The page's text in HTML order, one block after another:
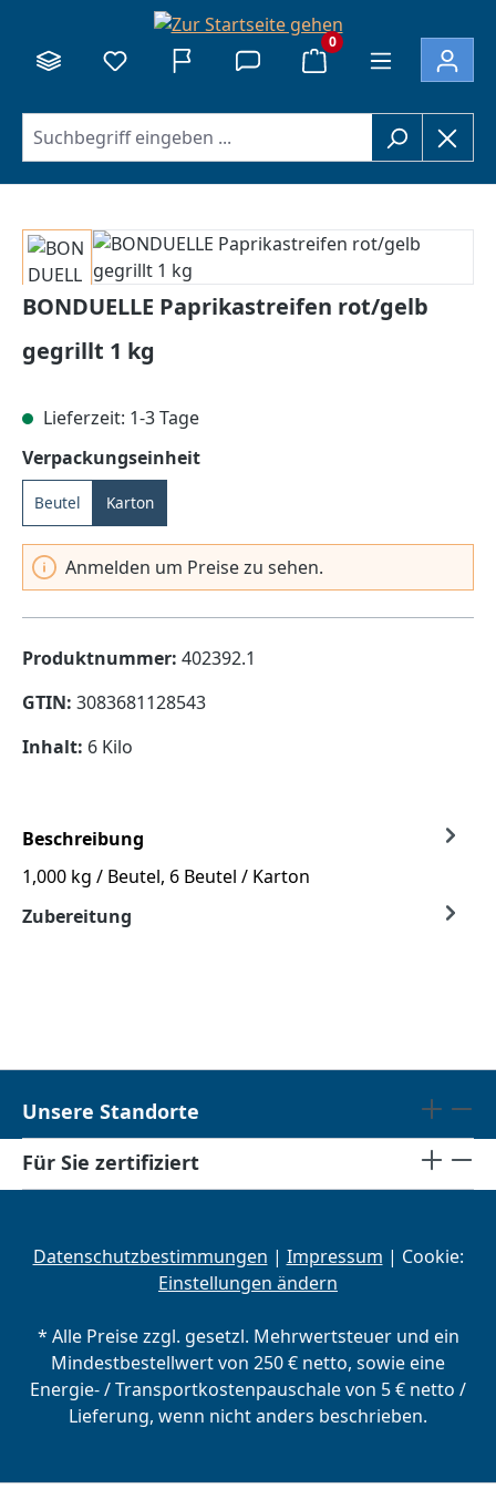
0
Bildergalerie überspringen
BONDUELLE Paprikastreifen rot/gelb
gegrillt 1 kg
Lieferzeit: 1-3 Tage
Verpackungseinheitauswählen
Beutel Karton
Anmelden um Preise zu sehen.
Produktnummer: 402392.1
GTIN: 3083681128543
Inhalt: 6 Kilo
Beschreibung
1,000 kg / Beutel, 6 Beutel / Karton
Zubereitung
Unsere Standorte
Für Sie zertifiziert
Datenschutzbestimmungen | Impressum | Cookie:
Einstellungen ändern
* Alle Preise zzgl. gesetzl. Mehrwertsteuer und ein
Mindestbestellwert von 250 € netto, sowie eine
Energie- / Transportkostenpauschale von 5 € netto /
Lieferung, wenn nicht anders beschrieben.